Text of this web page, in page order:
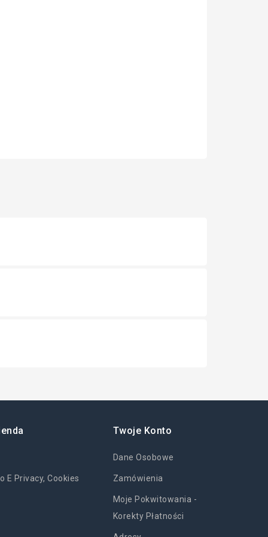
E Privacy, Cookies
Twoje Konto
Dane Osobowe
Zamówienia
Moje Pokwitowania -
Korekty Płatności